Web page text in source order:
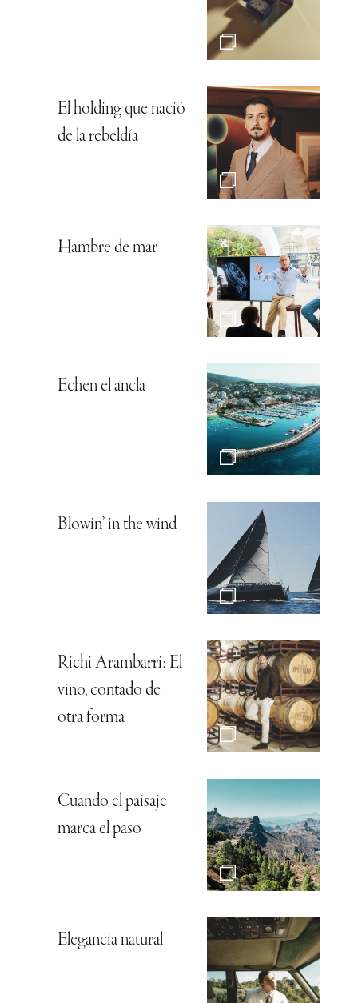
El holding que nació
de la rebeldía
Hambre de mar
Echen el ancla
Blowin’ in the wind
Richi Arambarri: El
vino, contado de
otra forma
Cuando el paisaje
marca el paso
Elegancia natural